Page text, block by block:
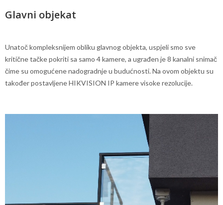
Glavni objekat
Unatoč kompleksnijem obliku glavnog objekta, uspjeli smo sve
kritične tačke pokriti sa samo 4 kamere, a ugrađen je 8 kanalni snimač
čime su omogućene nadogradnje u budućnosti. Na ovom objektu su
također postavljene HIKVISION IP kamere visoke rezolucije.